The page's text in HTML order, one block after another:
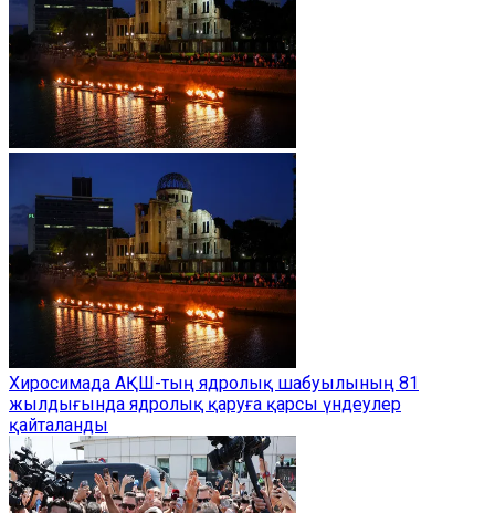
Хиросимада АҚШ-тың ядролық шабуылының 81
жылдығында ядролық қаруға қарсы үндеулер
қайталанды